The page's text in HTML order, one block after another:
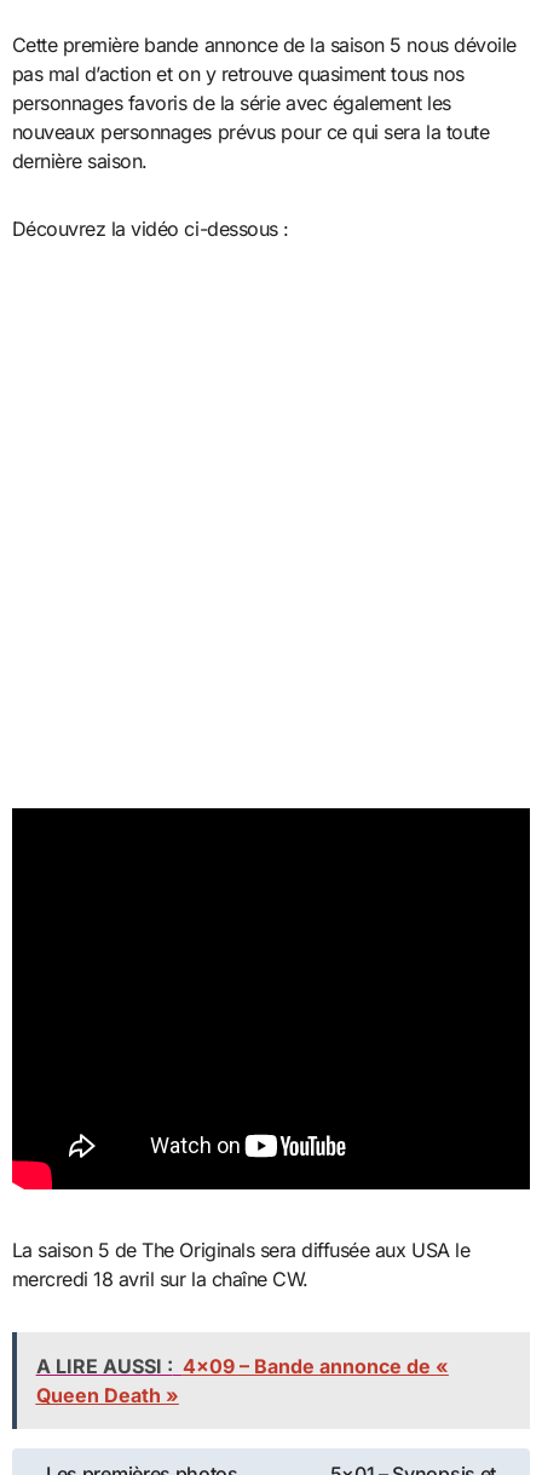
Cette première bande annonce de la saison 5 nous dévoile
pas mal d’action et on y retrouve quasiment tous nos
personnages favoris de la série avec également les
nouveaux personnages prévus pour ce qui sera la toute
dernière saison.
Découvrez la vidéo ci-dessous :
La saison 5 de The Originals sera diffusée aux USA le
mercredi 18 avril sur la chaîne CW.
A LIRE AUSSI : 4×09 – Bande annonce de «
Queen Death »